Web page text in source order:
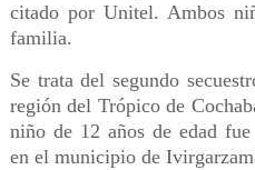
citado por Unitel. Ambos
familia.
Se trata del segundo
región del Trópico de
niño de 12 años de edad
en el municipio de